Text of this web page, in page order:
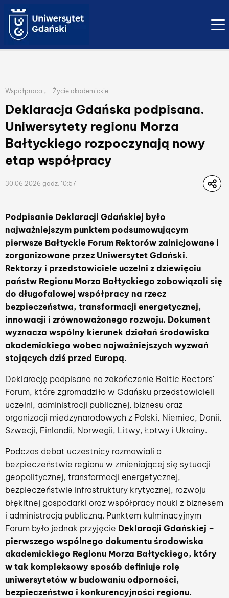
Deklaracja Gdańska podpisana.
Uniwersytety regionu Morza
Bałtyckiego rozpoczynają nowy
etap współpracy
Lista przynależnych kategorii publikacji
Współpraca , Życie akademickie
30.06.2026 godz. 10:57
Podpisanie Deklaracji Gdańskiej było
najważniejszym punktem podsumowującym
pierwsze Bałtyckie Forum Rektorów zainicjowane i
zorganizowane przez Uniwersytet Gdański.
Rektorzy i przedstawiciele uczelni z dziewięciu
państw Regionu Morza Bałtyckiego zobowiązali się
do długofalowej współpracy na rzecz
bezpieczeństwa, transformacji energetycznej,
innowacji i zrównoważonego rozwoju. Dokument
wyznacza wspólny kierunek działań środowiska
akademickiego wobec najważniejszych wyzwań
stojących dziś przed Europą.
Deklarację podpisano na zakończenie Baltic Rectors'
Forum, które zgromadziło w Gdańsku przedstawicieli
uczelni, administracji publicznej, biznesu oraz
organizacji międzynarodowych z Polski, Niemiec, Danii,
Szwecji, Finlandii, Norwegii, Litwy, Łotwy i Ukrainy.
Podczas debat uczestnicy rozmawiali o
bezpieczeństwie regionu w zmieniającej się sytuacji
geopolitycznej, transformacji energetycznej,
bezpieczeństwie infrastruktury krytycznej, rozwoju
błękitnej gospodarki oraz współpracy nauki z biznesem
i administracją publiczną. Punktem kulminacyjnym
Forum było jednak przyjęcie Deklaracji Gdańskiej –
pierwszego wspólnego dokumentu środowiska
akademickiego Regionu Morza Bałtyckiego, który
w tak kompleksowy sposób definiuje rolę
uniwersytetów w budowaniu odporności,
bezpieczeństwa i konkurencyjności regionu.